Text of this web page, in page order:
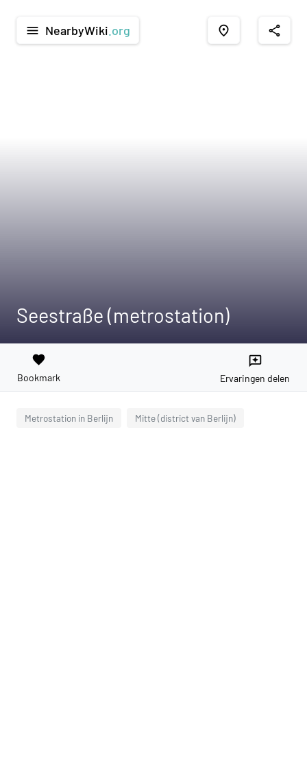
menu NearbyWiki .org place share
Seestraße (metrostation)
favorite
Bookmark
reviews
Ervaringen delen
Metrostation in Berlijn Mitte (district van Berlijn)